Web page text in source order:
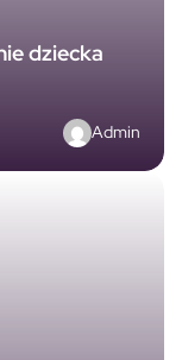
dziecka
Admin